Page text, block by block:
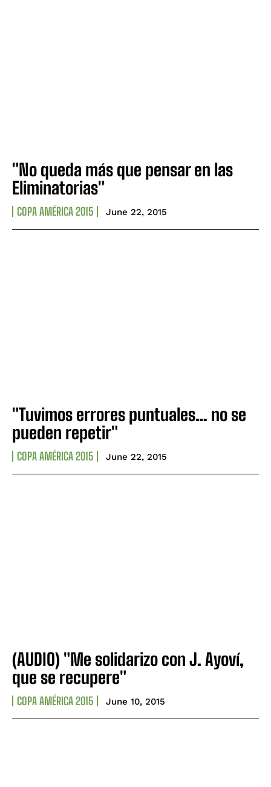
"No queda más que pensar en las
Eliminatorias"
COPA AMÉRICA 2015 June 22, 2015
"Tuvimos errores puntuales… no se
pueden repetir"
COPA AMÉRICA 2015 June 22, 2015
(AUDIO) "Me solidarizo con J. Ayoví,
que se recupere"
COPA AMÉRICA 2015 June 10, 2015